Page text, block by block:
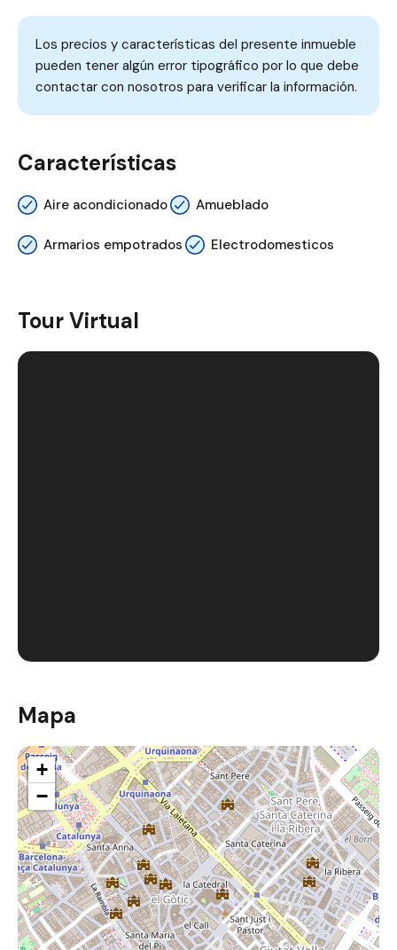
Los precios y características del presente inmueble
pueden tener algún error tipográfico por lo que debe
contactar con nosotros para verificar la información.
Características
Aire acondicionado Amueblado
Armarios empotrados Electrodomesticos
Tour Virtual
Mapa
+
−